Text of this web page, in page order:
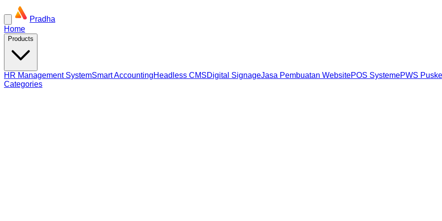
Pradha
Home
Products
HR Management SystemSmart AccountingHeadless CMSDigital SignageJasa Pembuatan WebsitePOS SystemePWS
Categories